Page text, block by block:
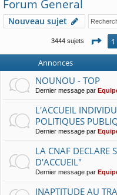
cis
s
Forum General
Nouveau sujet
3444 sujets Page
1
Annonces
NOUNOU - TOP
Dernier message par
L'ACCUEIL
POLITIQUES
Dernier message par
LA CNAF DECLARE
D'ACCUEIL"
Dernier message par
INAPTITUDE AU